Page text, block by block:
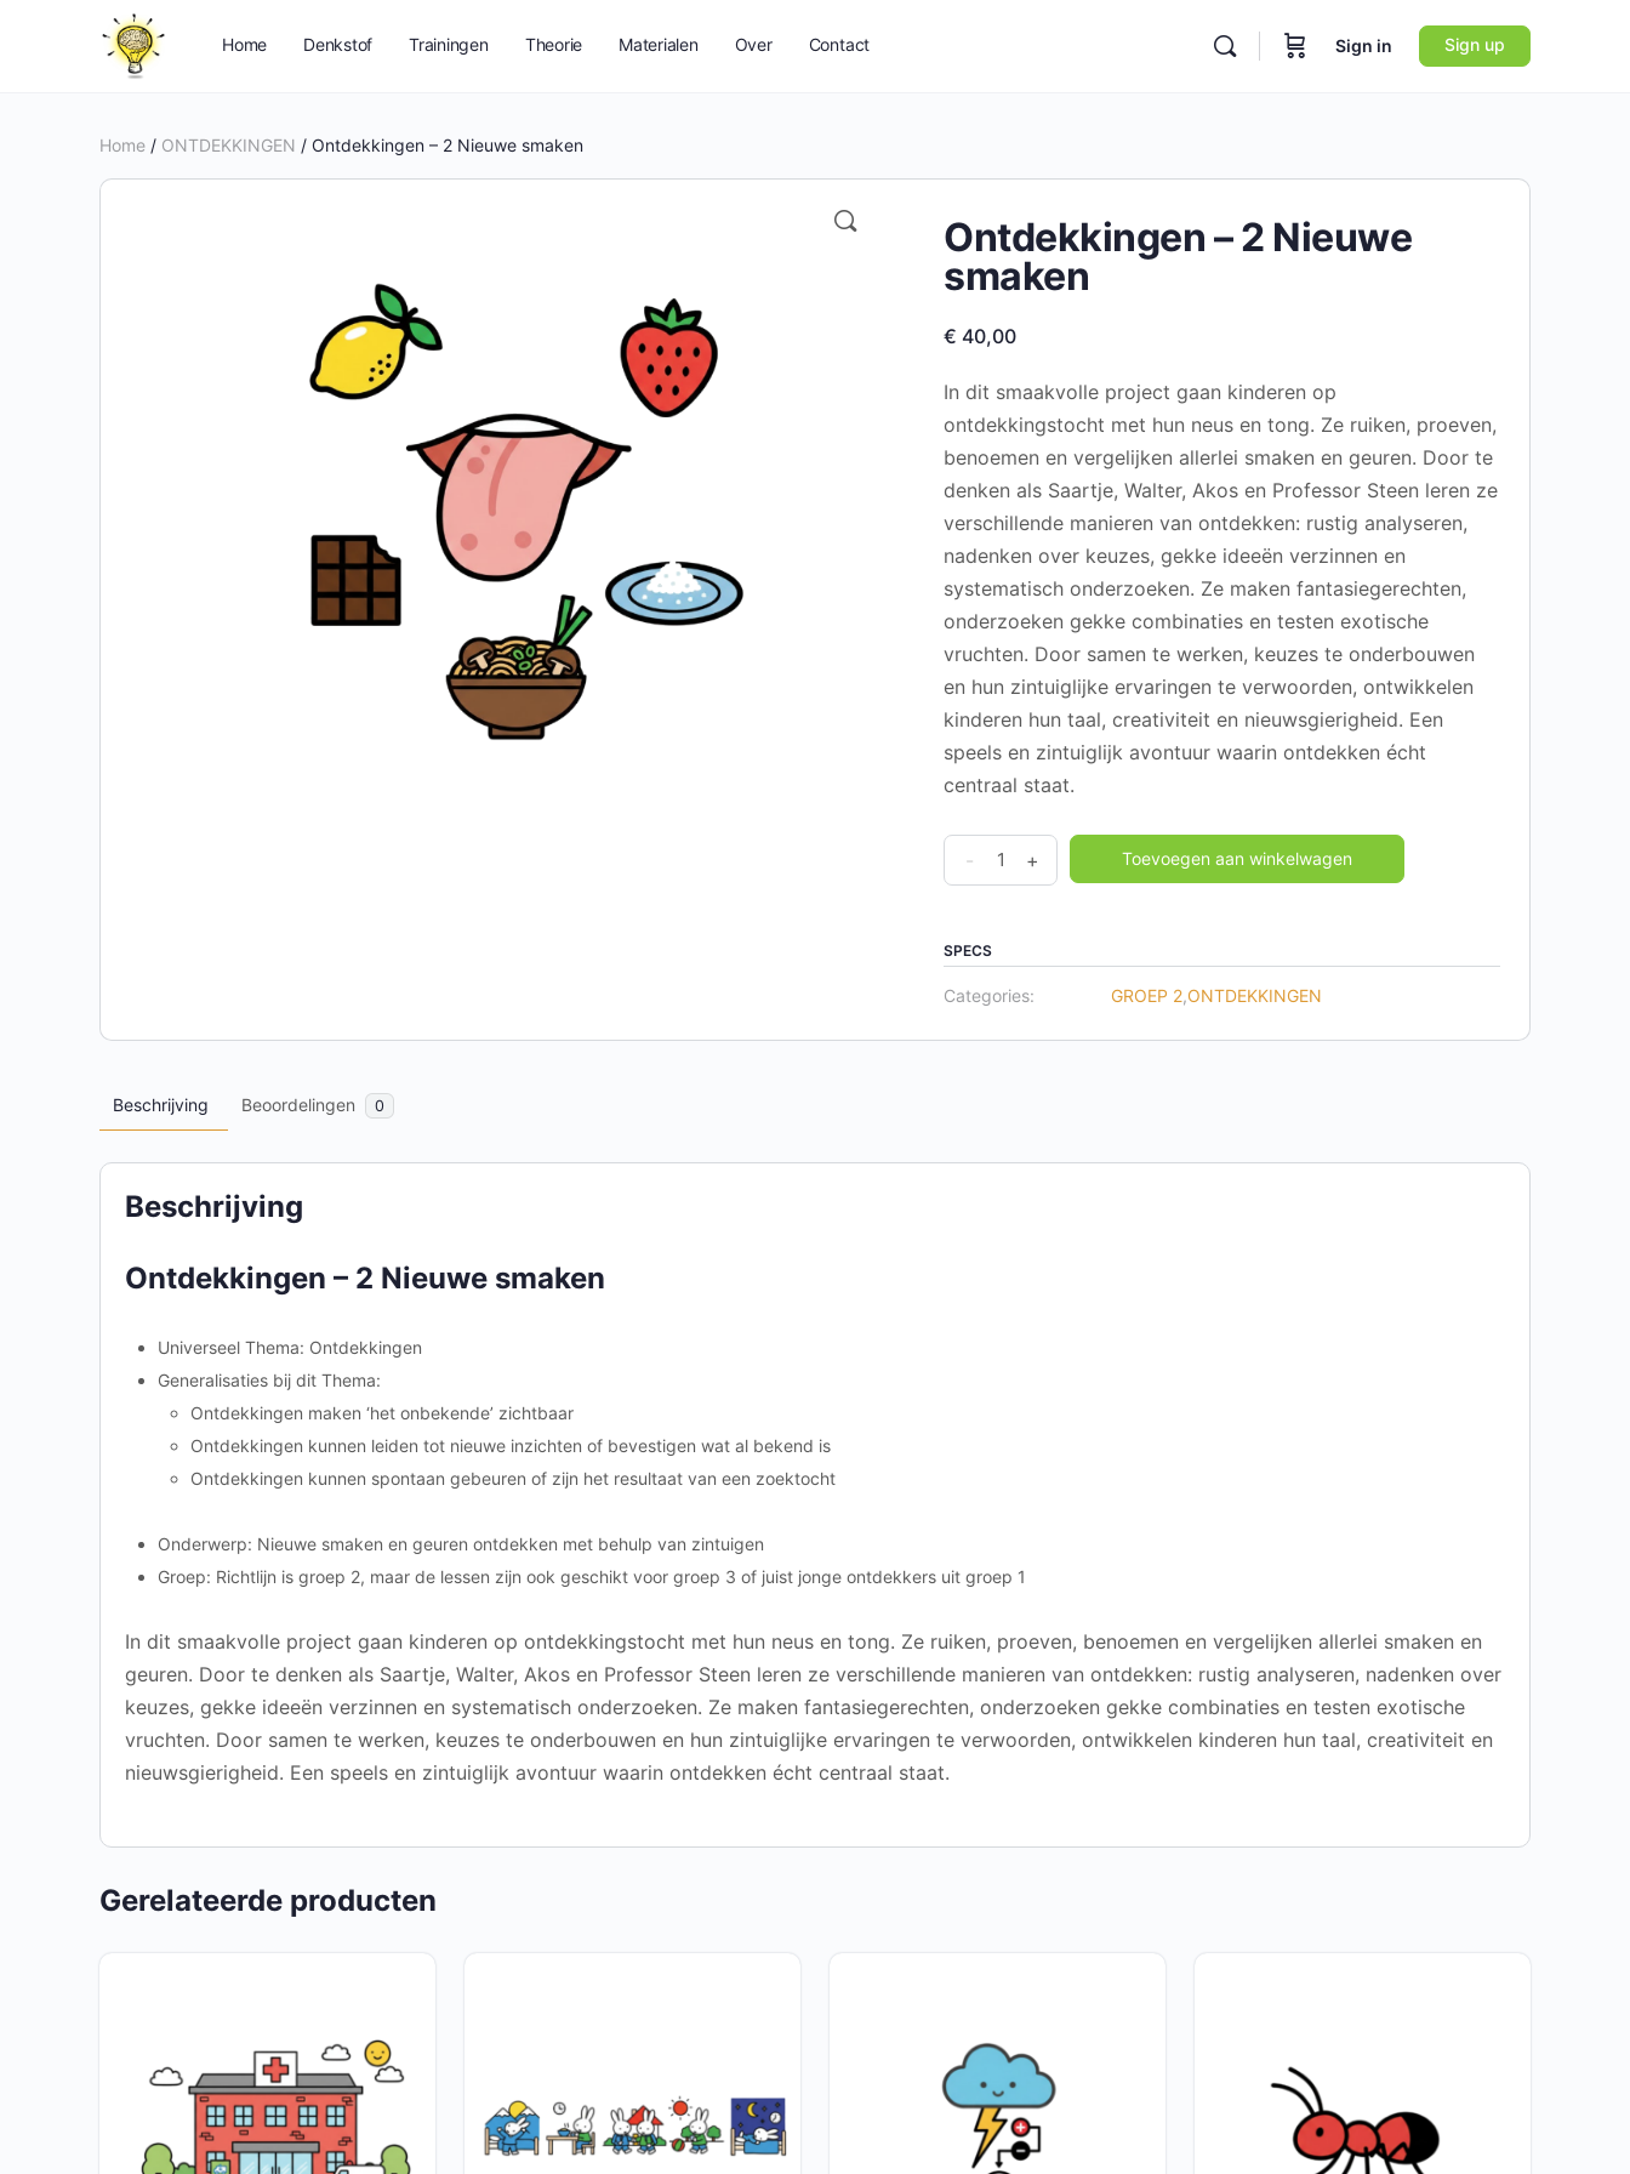
Home Denkstof Trainingen Theorie Materialen Over Contact Sign in Sign up
Home / ONTDEKKINGEN / Ontdekkingen – 2 Nieuwe smaken
Ontdekkingen – 2 Nieuwe
smaken
€ 40,00
In dit smaakvolle project gaan kinderen op
ontdekkingstocht met hun neus en tong. Ze ruiken, proeven,
benoemen en vergelijken allerlei smaken en geuren. Door te
denken als Saartje, Walter, Akos en Professor Steen leren ze
verschillende manieren van ontdekken: rustig analyseren,
nadenken over keuzes, gekke ideeën verzinnen en
systematisch onderzoeken. Ze maken fantasiegerechten,
onderzoeken gekke combinaties en testen exotische
vruchten. Door samen te werken, keuzes te onderbouwen
en hun zintuiglijke ervaringen te verwoorden, ontwikkelen
kinderen hun taal, creativiteit en nieuwsgierigheid. Een
speels en zintuiglijk avontuur waarin ontdekken écht
centraal staat.
Ontdekkingen
-
Nieuwe
quantity
- + Toevoegen aan winkelwagen
SPECS
Categories: GROEP 2,ONTDEKKINGEN
Beschrijving Beoordelingen 0
Beschrijving
Ontdekkingen – 2 Nieuwe smaken
Universeel Thema: Ontdekkingen
Generalisaties bij dit Thema:
Ontdekkingen maken ‘het onbekende’ zichtbaar
Ontdekkingen kunnen leiden tot nieuwe inzichten of bevestigen wat al bekend is
Ontdekkingen kunnen spontaan gebeuren of zijn het resultaat van een zoektocht
Onderwerp: Nieuwe smaken en geuren ontdekken met behulp van zintuigen
Groep: Richtlijn is groep 2, maar de lessen zijn ook geschikt voor groep 3 of juist jonge ontdekkers uit groep 1
In dit smaakvolle project gaan kinderen op ontdekkingstocht met hun neus en tong. Ze ruiken, proeven, benoemen en vergelijken allerlei smaken en
geuren. Door te denken als Saartje, Walter, Akos en Professor Steen leren ze verschillende manieren van ontdekken: rustig analyseren, nadenken over
keuzes, gekke ideeën verzinnen en systematisch onderzoeken. Ze maken fantasiegerechten, onderzoeken gekke combinaties en testen exotische
vruchten. Door samen te werken, keuzes te onderbouwen en hun zintuiglijke ervaringen te verwoorden, ontwikkelen kinderen hun taal, creativiteit en
nieuwsgierigheid. Een speels en zintuiglijk avontuur waarin ontdekken écht centraal staat.
Gerelateerde producten